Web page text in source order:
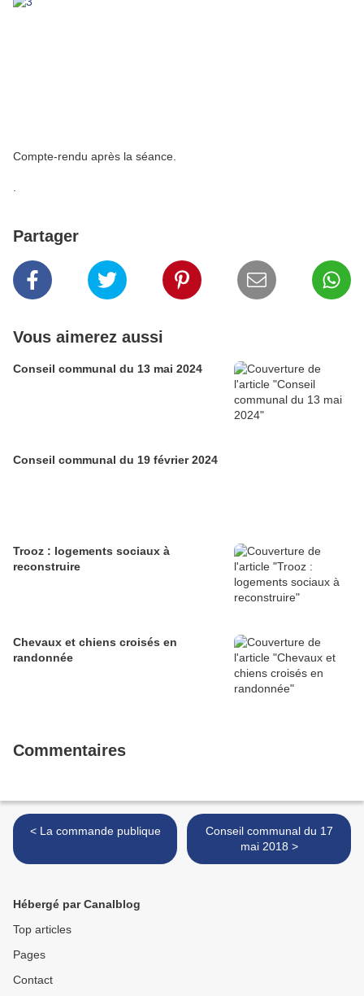
Compte-rendu après la séance.
Partager
Vous aimerez aussi
Conseil communal du 13 mai 2024
Conseil communal du 19 février 2024
Trooz : logements sociaux à
reconstruire
Chevaux et chiens croisés en
randonnée
Commentaires
< La commande publique
Conseil communal du 17
mai 2018 >
Hébergé par Canalblog
Top articles
Pages
Contact